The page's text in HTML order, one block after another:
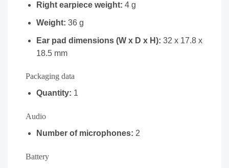
Right earpiece weight: 4 g
Weight: 36 g
Ear pad dimensions (W x D x H): 32 x 17.8 x
18.5 mm
Packaging data
Quantity: 1
Audio
Number of microphones: 2
Battery